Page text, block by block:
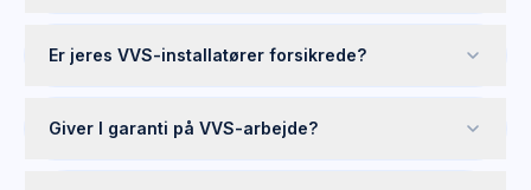
Er jeres VVS-installatører forsikrede?
Giver I garanti på VVS-arbejde?